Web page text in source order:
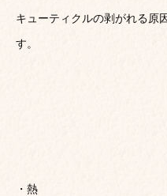
キューティクルの剥がれる原
す。
・熱